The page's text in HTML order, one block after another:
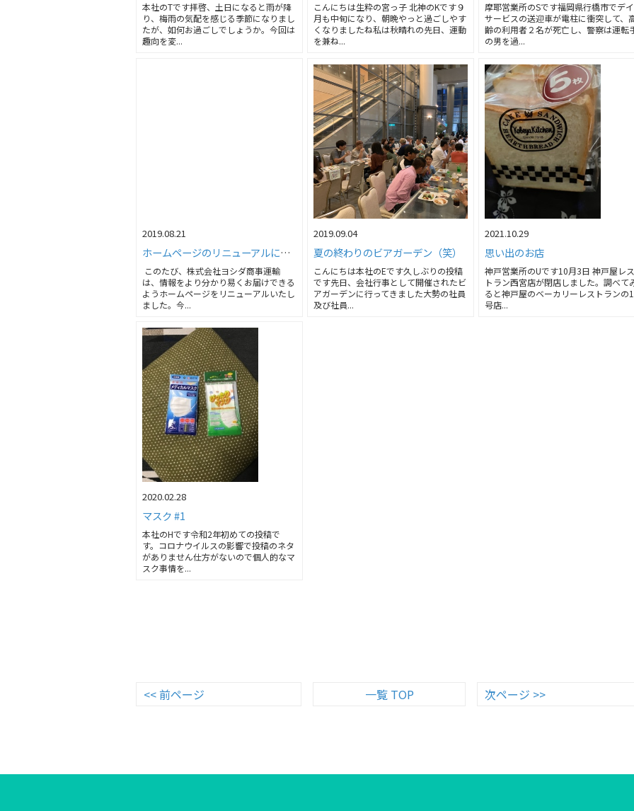
本社のTです拝啓、土日になると雨が降
り、梅雨の気配を感じる季節になりまし
たが、如何お過ごしでしょうか。今回は
趣向を変...
こんにちは生粋の宮っ子 北神のKです９
月も中旬になり、朝晩やっと過ごしやす
くなりましたね私は秋晴れの先日、運動
を兼ね...
摩耶営業所のSです福岡県行橋市でデイ
サービスの送迎車が電柱に衝突して、
齢の利用者２名が死亡し、警察は運転
の男を過...
2019.08.21
ホームページのリニューアルについて
このたび、株式会社ヨシダ商事運輸
は、情報をより分かり易くお届けできる
ようホームページをリニューアルいたし
ました。今...
2019.09.04
夏の終わりのビアガーデン（笑）
こんにちは本社のEです久しぶりの投稿
です先日、会社行事として開催されたビ
アガーデンに行ってきました大勢の社員
及び社員...
2021.10.29
思い出のお店
神戸営業所のUです10月3日 神戸屋レス
トラン西宮店が閉店しました。調べて
ると神戸屋のベーカリーレストランの1
号店...
2020.02.28
マスク #1
本社のHです令和2年初めての投稿で
す。コロナウイルスの影響で投稿のネタ
がありません仕方がないので個人的なマ
スク事情を...
<< 前ページ 一覧 TOP 次ページ >>